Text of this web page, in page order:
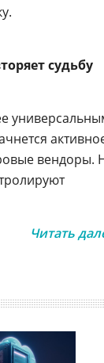
судьбу
вендоры.
Читать